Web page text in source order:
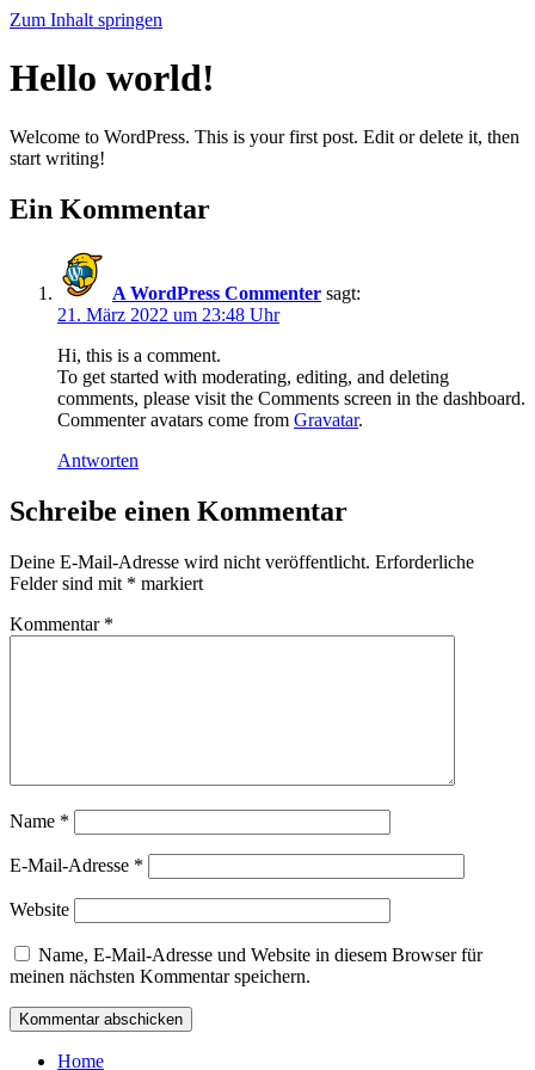
Zum Inhalt springen
Hello world!
Welcome to WordPress. This is your first post. Edit or delete it, then
start writing!
Ein Kommentar
A WordPress Commenter sagt:
21. März 2022 um 23:48 Uhr
Hi, this is a comment.
To get started with moderating, editing, and deleting
comments, please visit the Comments screen in the dashboard.
Commenter avatars come from Gravatar.
Antworten
Schreibe einen Kommentar
Deine E-Mail-Adresse wird nicht veröffentlicht. Erforderliche
Felder sind mit * markiert
Kommentar *
Name *
E-Mail-Adresse *
Website
Name, E-Mail-Adresse und Website in diesem Browser für
meinen nächsten Kommentar speichern.
Home